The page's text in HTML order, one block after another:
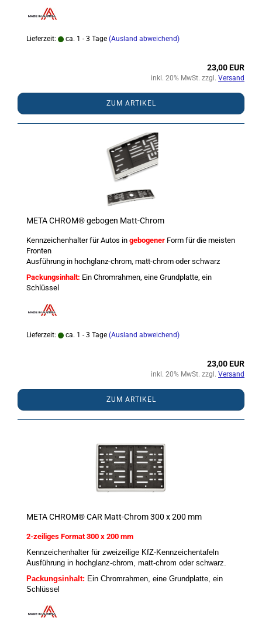
Lieferzeit: ca. 1 - 3 Tage (Ausland abweichend)
23,00 EUR
inkl. 20% MwSt. zzgl. Versand
ZUM ARTIKEL
META CHROM® gebogen Matt-Chrom
Kennzeichenhalter für Autos in gebogener Form für die meisten
Fronten
Ausführung in hochglanz-chrom, matt-chrom oder schwarz
Packungsinhalt: Ein Chromrahmen, eine Grundplatte, ein
Schlüssel
Lieferzeit: ca. 1 - 3 Tage (Ausland abweichend)
23,00 EUR
inkl. 20% MwSt. zzgl. Versand
ZUM ARTIKEL
META CHROM® CAR Matt-Chrom 300 x 200 mm
2-zeiliges Format 300 x 200 mm
Kennzeichenhalter für zweizeilige KfZ-Kennzeichentafeln
Ausführung in hochglanz-chrom, matt-chrom oder schwarz.
Packungsinhalt: Ein Chromrahmen, eine Grundplatte, ein
Schlüssel